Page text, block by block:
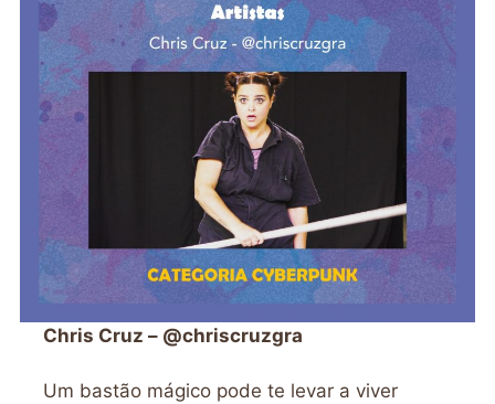
Chris Cruz – @chriscruzgra
Um bastão mágico pode te levar a viver